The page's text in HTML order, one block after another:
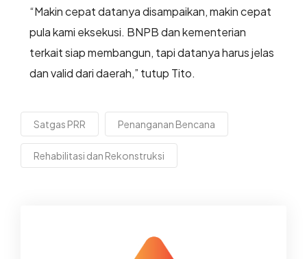
“Makin cepat datanya disampaikan, makin cepat
pula kami eksekusi. BNPB dan kementerian
terkait siap membangun, tapi datanya harus jelas
dan valid dari daerah,” tutup Tito.
Satgas PRR Penanganan Bencana
Rehabilitasi dan Rekonstruksi